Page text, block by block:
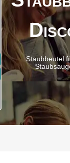
Staubbeutel